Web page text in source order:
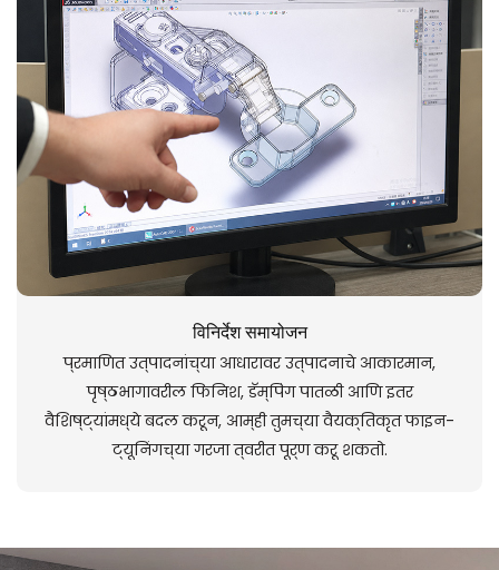
विनिर्देश समायोजन
प्रमाणित उत्पादनांच्या आधारावर उत्पादनाचे आकारमान,
पृष्ठभागावरील फिनिश, डॅम्पिंग पातळी आणि इतर
वैशिष्ट्यांमध्ये बदल करून, आम्ही तुमच्या वैयक्तिकृत फाइन-
ट्यूनिंगच्या गरजा त्वरीत पूर्ण करू शकतो.